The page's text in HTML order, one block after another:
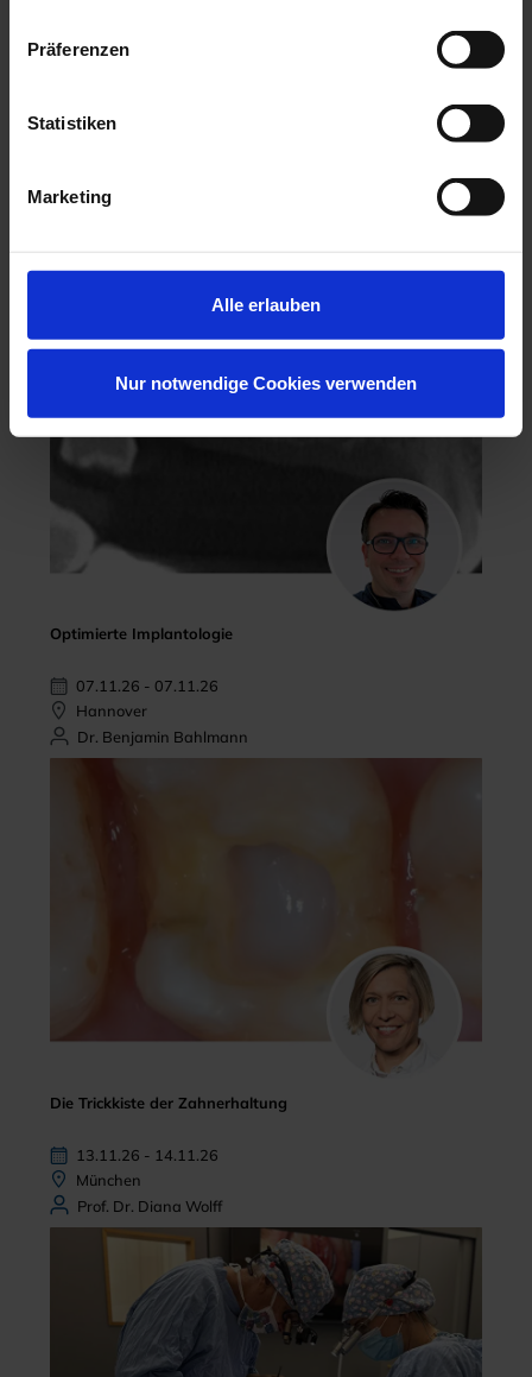
Präferenzen
Statistiken
Marketing
Alle erlauben
Nur notwendige Cookies verwenden
06.11.26 - 07.11.26
Dr. Hanni Lohmar
Optimierte Implantologie
07.11.26 - 07.11.26
Hannover
Dr. Benjamin Bahlmann
Die Trickkiste der Zahnerhaltung
13.11.26 - 14.11.26
München
Prof. Dr. Diana Wolff